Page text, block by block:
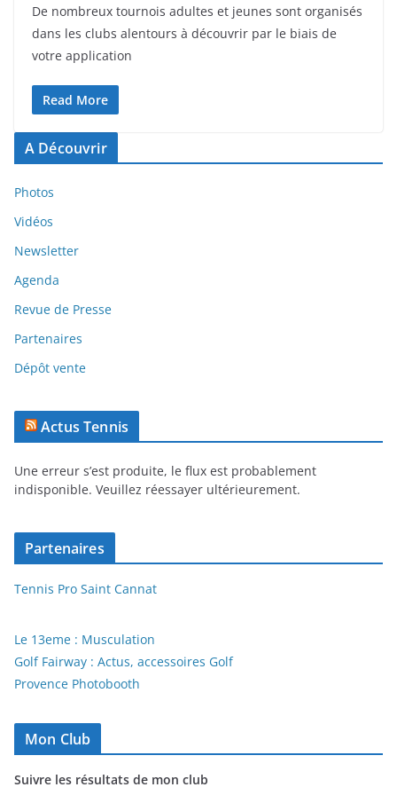
De nombreux tournois adultes et jeunes sont organisés
dans les clubs alentours à découvrir par le biais de
votre application
Read More
A Découvrir
Photos
Vidéos
Newsletter
Agenda
Revue de Presse
Partenaires
Dépôt vente
Actus Tennis
Une erreur s’est produite, le flux est probablement
indisponible. Veuillez réessayer ultérieurement.
Partenaires
Tennis Pro Saint Cannat
Le 13eme : Musculation
Golf Fairway : Actus, accessoires Golf
Provence Photobooth
Mon Club
Suivre les résultats de mon club